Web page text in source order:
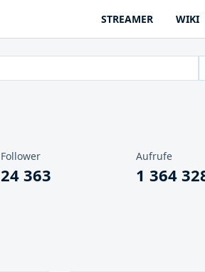
STREAMER WIKI
Follower
24 363
Aufrufe
1 364